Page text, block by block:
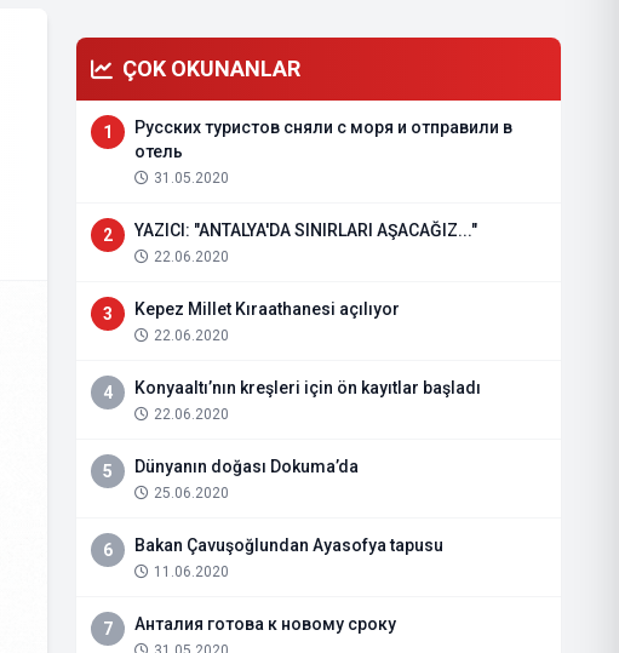
ÇOK OKUNANLAR
1
Русских туристов сняли с моря и отправили в
отель
31.05.2020
2 YAZICI: "ANTALYA'DA SINIRLARI AŞACAĞIZ..."
22.06.2020
3 Kepez Millet Kıraathanesi açılıyor
22.06.2020
4 Konyaaltı’nın kreşleri için ön kayıtlar başladı
22.06.2020
5 Dünyanın doğası Dokuma’da
25.06.2020
6 Bakan Çavuşoğlundan Ayasofya tapusu
11.06.2020
7 Анталия готова к новому сроку